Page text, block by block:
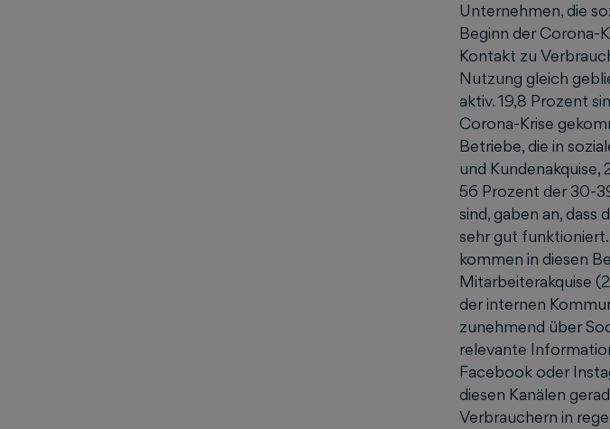
Unternehmen, die
Beginn der Corona-
Kontakt zu
Nutzung gleich
aktiv. 19,8 Prozent
Corona-Krise
Betriebe, die in
und
56 Prozent der 30-
sind, gaben an, dass
sehr gut funktioniert.
kommen in diesen
Mitarbeiterakquise
der internen
zunehmend über
relevante
Facebook oder
diesen Kanälen
Verbrauchern in